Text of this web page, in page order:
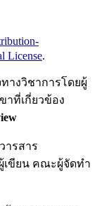
License.
างวิชาการโดยผู้
าที่เกี่ยวข้อง
ารสาร
เขียน คณะผู้จัดทำ